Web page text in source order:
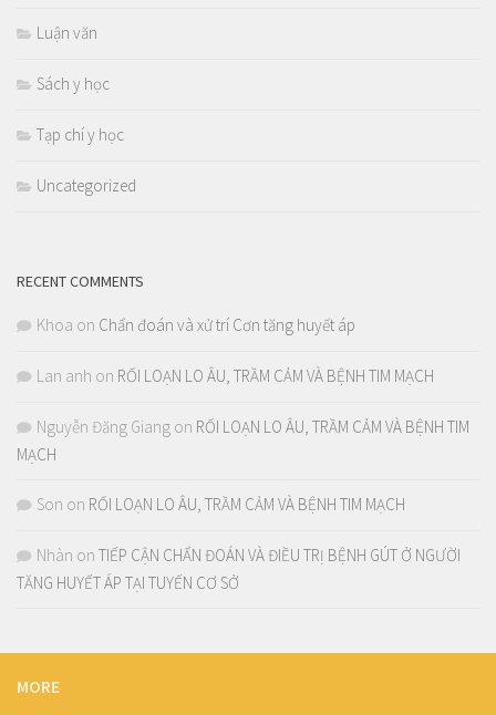
Luận văn
Sách y học
Tạp chí y học
Uncategorized
RECENT COMMENTS
Khoa on Chẩn đoán và xử trí Cơn tăng huyết áp
Lan anh on RỐI LOẠN LO ÂU, TRẦM CẢM VÀ BỆNH TIM MẠCH
Nguyễn Đăng Giang on RỐI LOẠN LO ÂU, TRẦM CẢM VÀ BỆNH TIM
MẠCH
Son on RỐI LOẠN LO ÂU, TRẦM CẢM VÀ BỆNH TIM MẠCH
Nhàn on TIẾP CẬN CHẨN ĐOÁN VÀ ĐIỀU TRỊ BỆNH GÚT Ở NGƯỜI
TĂNG HUYẾT ÁP TẠI TUYẾN CƠ SỞ
MORE